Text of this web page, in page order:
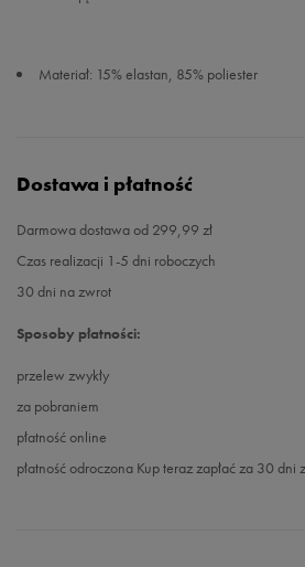
Materiał: 15% elastan, 85% poliester
Dostawa i płatność
Darmowa dostawa od 299,99 zł
Czas realizacji 1-5 dni roboczych
30 dni na zwrot
Sposoby płatności:
przelew zwykły
za pobraniem
płatność online
płatność odroczona Kup teraz zapłać za 30 dni